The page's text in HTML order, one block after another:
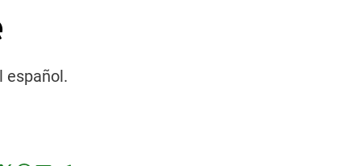
español.